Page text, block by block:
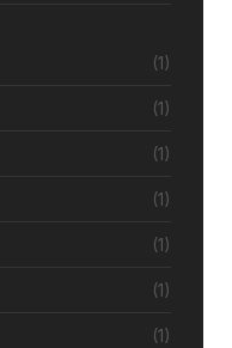
(1)
(1)
(1)
(1)
(1)
(1)
(1)